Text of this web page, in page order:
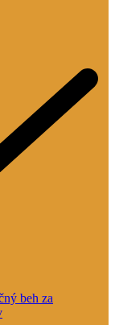
beh za